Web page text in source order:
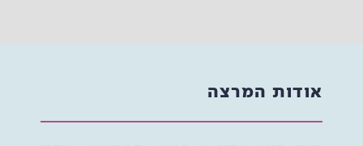
אודות המרצה